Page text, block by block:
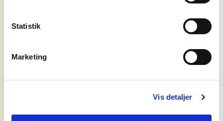
Statistik
Marketing
Vis detaljer
musikalsk rum, hvor lytteren inviteres ind i
musikken frem for blot at betragte den.
aftener, hvor publikum ikke blot overværer
en koncert, men træder ind i et fælles rum
– et ordløst møderum, hvor gentagelse,